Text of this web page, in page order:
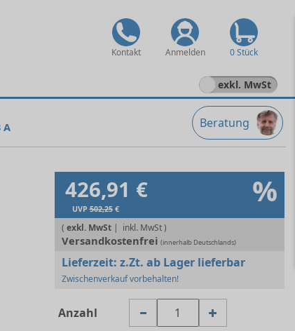
Kontakt Anmelden 0 Stück
exkl. MwSt
Beratung
A
426,91 € %
UVP502,25€
( exkl. MwSt |
Versandkostenfrei (innerhalb Deutschlands)
Lieferzeit: z.Zt. ab Lager lieferbar
Zwischenverkauf vorbehalten!
Anzahl